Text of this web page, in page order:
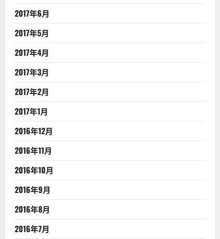
2017年6月
2017年5月
2017年4月
2017年3月
2017年2月
2017年1月
2016年12月
2016年11月
2016年10月
2016年9月
2016年8月
2016年7月